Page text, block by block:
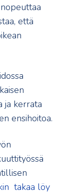
että
ja kerrata
ensihoitoa.
takaa löy